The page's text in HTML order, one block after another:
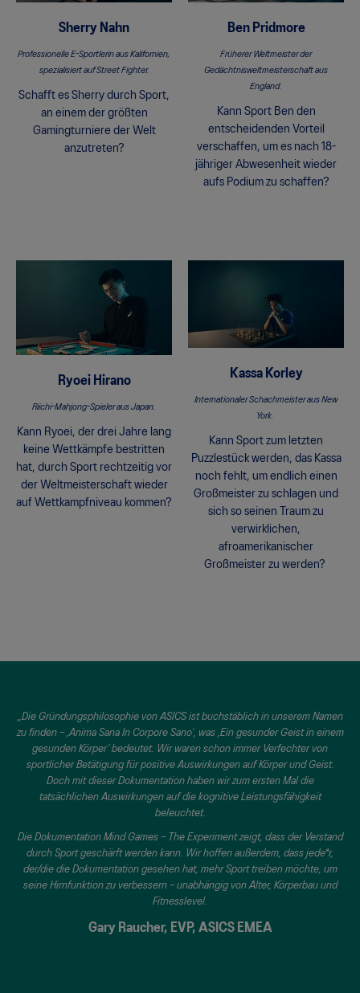
Sherry Nahn
Professionelle E-Sportlerin aus Kalifornien,
spezialisiert auf Street Fighter.
Schafft es Sherry durch Sport,
an einem der größten
Gamingturniere der Welt
anzutreten?​
Ben Pridmore
Früherer Weltmeister der
Gedächtnisweltmeisterschaft aus
England.
Kann Sport Ben den
entscheidenden Vorteil
verschaffen, um es nach 18-
jähriger Abwesenheit wieder
aufs Podium zu schaffen?
Ryoei Hirano
Riichi-Mahjong-Spieler aus Japan.
Kann Ryoei, der drei Jahre lang
keine Wettkämpfe bestritten
hat, durch Sport rechtzeitig vor
der Weltmeisterschaft wieder
auf Wettkampfniveau kommen?
Kassa Korley
Internationaler Schachmeister aus New
York.
Kann Sport zum letzten
Puzzlestück werden, das Kassa
noch fehlt, um endlich einen
Großmeister zu schlagen und
sich so seinen Traum zu
verwirklichen,
afroamerikanischer
Großmeister zu werden?
„Die Gründungsphilosophie von ASICS ist buchstäblich in unserem Namen
zu finden – ‚Anima Sana In Corpore Sano‘, was ‚Ein gesunder Geist in einem
gesunden Körper‘ bedeutet. Wir waren schon immer Verfechter von
sportlicher Betätigung für positive Auswirkungen auf Körper und Geist.
Doch mit dieser Dokumentation haben wir zum ersten Mal die
tatsächlichen Auswirkungen auf die kognitive Leistungsfähigkeit
beleuchtet.
Die Dokumentation Mind Games – The Experiment zeigt, dass der Verstand
durch Sport geschärft werden kann. Wir hoffen außerdem, dass jede*r,
der/die die Dokumentation gesehen hat, mehr Sport treiben möchte, um
seine Hirnfunktion zu verbessern – unabhängig von Alter, Körperbau und
Fitnesslevel.
Gary Raucher, EVP, ASICS EMEA​